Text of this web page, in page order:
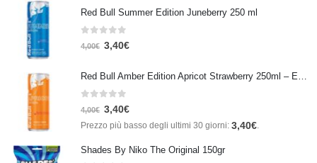
Red Bull Summer Edition Juneberry 250 ml
Su 5
4,00€ 3,40€
Red Bull Amber Edition Apricot Strawberry 250ml – Energy Drink Albicocca e Fragola
Su 5
4,00€ 3,40€
Prezzo più basso degli ultimi 30 giorni: 3,40€.
Shades By Niko The Original 150gr